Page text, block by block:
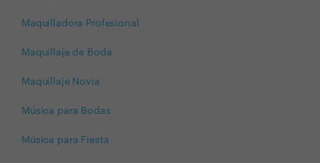
Maquilladora Profesional
Maquillaje de Boda
Maquillaje Novia
Música para Bodas
Música para Fiesta